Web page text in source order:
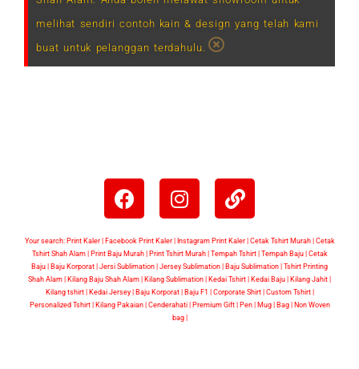
melihat sendiri contoh kain & design yang telah kami
buat untuk pelanggan terdahulu.
Your search: Print Kaler | Facebook Print Kaler| Instagram Print Kaler | Cetak Tshirt Murah | Cetak
Tshirt Shah Alam | Print Baju Murah | Print Tshirt Murah | Tempah Tshirt | Tempah Baju | Cetak
Baju | Baju Korporat | Jersi Sublimation | Jersey Sublimation | Baju Sublimation | Tshirt Printing
Shah Alam | Kilang Baju Shah Alam | Kilang Sublimation | Kedai Tshirt | Kedai Baju | Kilang Jahit |
Kilang tshirt | Kedai Jersey | Baju Korporat | Baju F1 | Corporate Shirt | Custom Tshirt |
Personalized Tshirt | Kilang Pakaian | Cenderahati | Premium Gift | Pen | Mug | Bag | Non Woven
bag |